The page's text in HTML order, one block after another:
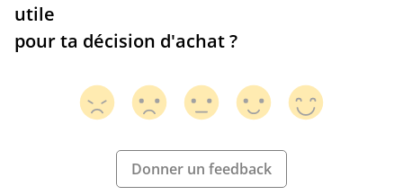
utile
pour ta décision d'achat ?
Donner un feedback